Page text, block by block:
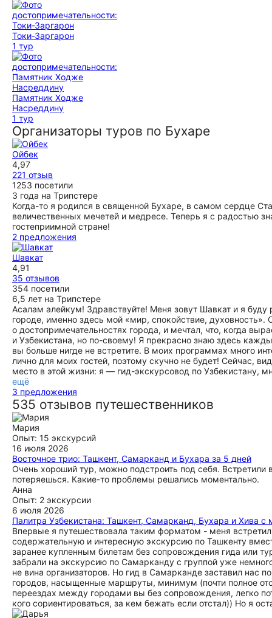
Токи-Заргарон
1 тур
Памятник Ходже
Насреддину
1 тур
Организаторы туров по Бухаре
Ойбек
4,97
221 отзыв
1253 посетили
3 года на Трипстере
Когда-то я родился в священной Бухаре, в самом сердце
величественных мечетей и медресе. Теперь я с радостью
гостеприимной стране!
2 предложения
Шавкат
4,91
35 отзывов
354 посетили
6,5 лет на Трипстере
Асалам алейкум! Здравствуйте! Меня зовут Шавкат и я
городе, именно здесь мой «мир, спокойствие,
о достопримечательностях города, и мечтал, что, когда
и Узбекистана, но по-своему! Я прекрасно знаю здесь
вы больше нигде не встретите. В моих программах много
лично для моих гостей, поэтому скучно не будет! Сейчас,
место в этой жизни: я — гид-экскурсовод по Узбекистану,
ещё
3 предложения
535 отзывов путешественников
Мария
Опыт: 15 экскурсий
16 июля 2026
Восточное трио: Ташкент, Самарканд и Бухара за 5 дней
Очень хороший тур, можно подстроить под себя.
потеряешься. Какие-то проблемы решались моментально.
Анна
Опыт: 2 экскурсии
6 июля 2026
Палитра Узбекистана: Ташкент, Самарканд, Бухара и Хива с
Впервые я путешествовала таким форматом - меня
содержательную и интересную экскурсию по Ташкенту
заранее купленным билетам без сопровождения гида или
забрали на экскурсию по Самарканду с группой уже
не вина организаторов. Но гид в Самарканде заставил нас
городов, насыщенные маршруты, минимум (почти полное
переездах между городами вы без сопровождения, легко
кого сориентироваться, за кем бежать если отстал)) Но я